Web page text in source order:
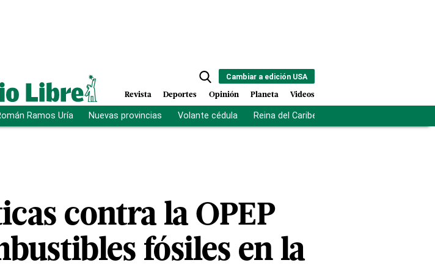
Cambiar a edición USA
Revista Deportes Opinión Planeta Videos
Ramos Uría Nuevas provincias Volante cédula Reina del Caribe
contra la OPEP
fósiles en la